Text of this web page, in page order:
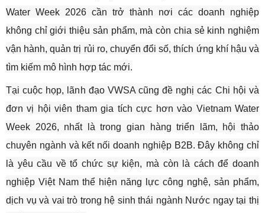
Water Week 2026 cần trở thành nơi các doanh nghiệp
không chỉ giới thiệu sản phẩm, mà còn chia sẻ kinh nghiệm
vận hành, quản trị rủi ro, chuyển đổi số, thích ứng khí hậu và
tìm kiếm mô hình hợp tác mới.
Tại cuộc họp, lãnh đạo VWSA cũng đề nghị các Chi hội và
đơn vị hội viên tham gia tích cực hơn vào Vietnam Water
Week 2026, nhất là trong gian hàng triển lãm, hội thảo
chuyên ngành và kết nối doanh nghiệp B2B. Đây không chỉ
là yêu cầu về tổ chức sự kiện, mà còn là cách để doanh
nghiệp Việt Nam thể hiện năng lực công nghệ, sản phẩm,
dịch vụ và vai trò trong hệ sinh thái ngành Nước ngay tại thị